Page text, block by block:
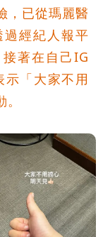
，已從瑪麗醫
經紀人報平
著在自己IG
示「大家不用